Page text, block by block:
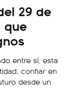
29 de
que
entre sí, esta
confiar en
desde un